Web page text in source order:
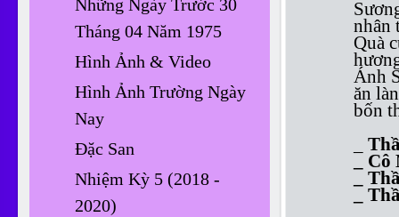
nhân
Quà
Ánh
ăn
bốn
_
_
_
Những Ngày Trước 30
Tháng 04 Năm 1975
Hình Ảnh & Video
Hình Ảnh Trường Ngày
Nay
Đặc San
Nhiệm Kỳ 5 (2018 -
2020)